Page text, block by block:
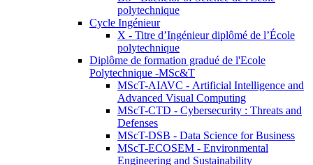
polytechnique
Cycle Ingénieur
X - Titre d’Ingénieur diplômé de l’École
polytechnique
Diplôme de formation gradué de l'Ecole
Polytechnique -MSc&T
MScT-AIAVC - Artificial Intelligence and
Advanced Visual Computing
MScT-CTD - Cybersecurity : Threats and
Defenses
MScT-DSB - Data Science for Business
MScT-ECOSEM - Environmental
Engineering and Sustainability